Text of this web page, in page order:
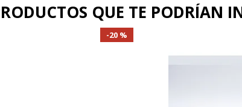
QUE TE PODRÍAN
20 %